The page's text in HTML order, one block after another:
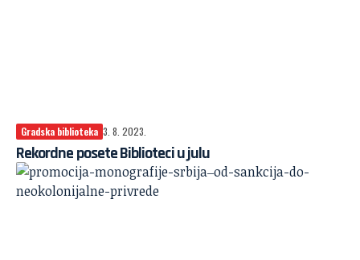
Gradska biblioteka 3. 8. 2023.
Rekordne posete Biblioteci u julu